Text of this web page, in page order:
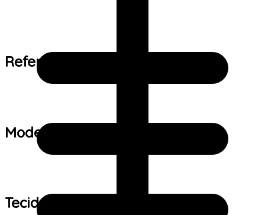
Referência de tamanho:
Modelo:
Tecido: